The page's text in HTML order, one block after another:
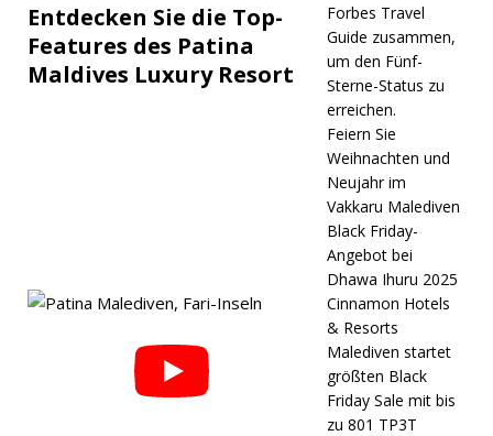
arbeitet
Entdecken Sie die Top-
Features des Patina
Maldives Luxury Resort
Forbes Travel
Guide zusammen,
um den Fünf-
Sterne-Status zu
erreichen.
Feiern Sie
Weihnachten und
Neujahr im
Vakkaru Malediven
Black Friday-
Angebot bei
Dhawa Ihuru 2025
Cinnamon Hotels
& Resorts
Malediven startet
größten Black
Friday Sale mit bis
zu 801 TP3T